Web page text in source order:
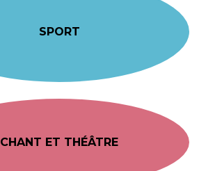
SPORT
CHANT ET THÉÂTRE